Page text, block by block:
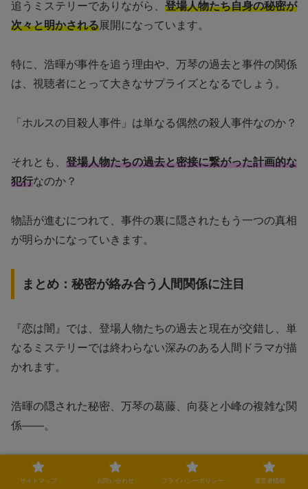
追うミステリーでありながら、 登場人物たち自身の秘密が
次々と明かされる展開になっています。
特に、浩暉が事件を追う理由や、万琴の過去と事件の関係
は、視聴者にとって大きなサプライズとなるでしょう。
「ホルスの目殺人事件」は単なる偶然の殺人事件なのか？
それとも、 登場人物たちの過去と密接に繋がった計画的な
犯行なのか？
物語が進むにつれて、事件の裏に隠されたもう一つの真相
が明らかになっていきます。
まとめ：秘密が絡み合う人間関係に注目
『恋は闇』では、登場人物たちの過去と現在が交錯し、単
なるミステリーでは終わらない深みのある人間ドラマが描
かれます。
浩暉の隠された秘密、万琴の葛藤、向葵と小峰の複雑な関
係——。
それぞれの人間関係を紐解くことで、事件の真相がより鮮
明になっていくのです。
サイトマップ お問い合わせ プライバシーポリシー 運営者情報